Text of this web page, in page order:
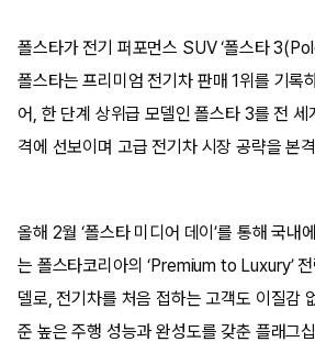
폴스타가 전기 퍼포먼스 SUV ‘폴스타
폴스타는 프리미엄 전기차 판매 1위를 기록
어, 한 단계 상위급 모델인 폴스타 3를 전 세
격에 선보이며 고급 전기차 시장 공략을 본
올해 2월 ‘폴스타 미디어 데이’를 통해 국내
는 폴스타코리아의 ‘Premium to Luxury’
델로, 전기차를 처음 접하는 고객도 이질감
준 높은 주행 성능과 완성도를 갖춘 플래그